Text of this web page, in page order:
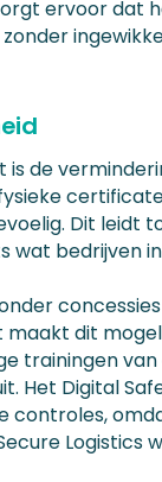
ervoor dat
is de
Dit leidt
wat bedrijven
maakt dit
trainingen van
Het Digital
controles,
Logistics